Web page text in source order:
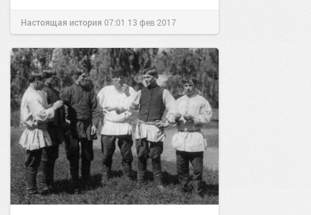
Настоящая история 07:01 13 фев 2017